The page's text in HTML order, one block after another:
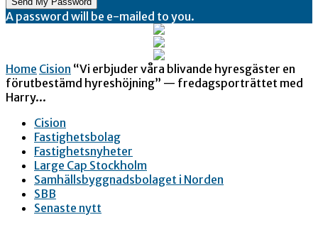
A password will be e-mailed to you.
Home Cision “Vi erbjuder våra blivande hyresgäster en
förutbestämd hyreshöjning” — fredagsporträttet med
Harry...
Cision
Fastighetsbolag
Fastighetsnyheter
Large Cap Stockholm
Samhällsbyggnadsbolaget i Norden
SBB
Senaste nytt